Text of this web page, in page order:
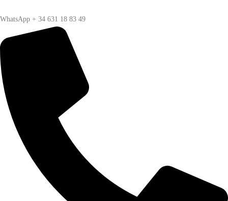
WhatsApp + 34 631 18 83 49